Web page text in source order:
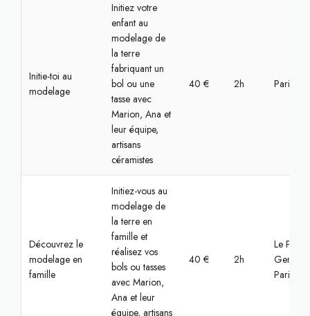
Initie-toi au
modelage
Initiez votre
enfant au
modelage de
la terre
fabriquant un
bol ou une
tasse avec
Marion, Ana et
leur équipe,
artisans
céramistes
40 € 2h Paris,
Découvrez le
modelage en
famille
Initiez-vous au
modelage de
la terre en
famille et
réalisez vos
bols ou tasses
avec Marion,
Ana et leur
équipe, artisans
40 € 2h
Le Pré-
Gervais,
Paris